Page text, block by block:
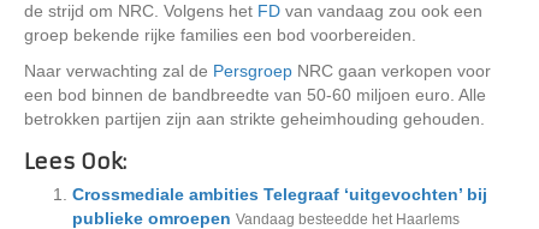
de strijd om NRC. Volgens het FD van vandaag zou ook een
groep bekende rijke families een bod voorbereiden.
Naar verwachting zal de Persgroep NRC gaan verkopen voor
een bod binnen de bandbreedte van 50-60 miljoen euro. Alle
betrokken partijen zijn aan strikte geheimhouding gehouden.
Lees Ook:
Crossmediale ambities Telegraaf ‘uitgevochten’ bij
publieke omroepen Vandaag besteedde het Haarlems